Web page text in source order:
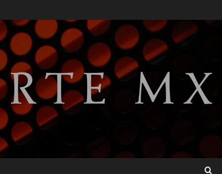
2
billete por centenario de la
Asociación de Scouts en
agosto 7, 2026
3
Internacional Portada
Desplome de la IA arrastra a
fondos estrella de Wall
Street
agosto 7, 2026
con la evolución del cerebro